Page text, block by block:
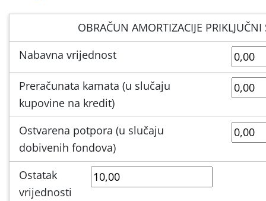
OBRAČUN AMORTIZACIJE PRIKLJUČNI
Nabavna vrijednost
Preračunata kamata (u slučaju
kupovine na kredit)
Ostvarena potpora (u slučaju
dobivenih fondova)
Ostatak
vrijednosti